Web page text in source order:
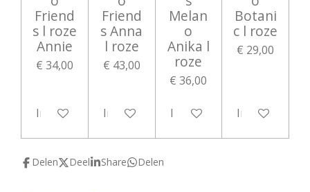
Friend
s l roze
Annie
€ 34,00
In winkelwagen
Friend
s Anna
l roze
€ 43,00
In winkelwagen
Melan
o
Anika l
roze
€ 36,00
In winkelwagen
Botani
c l roze
€ 29,00
In
Delen Deel Share Delen